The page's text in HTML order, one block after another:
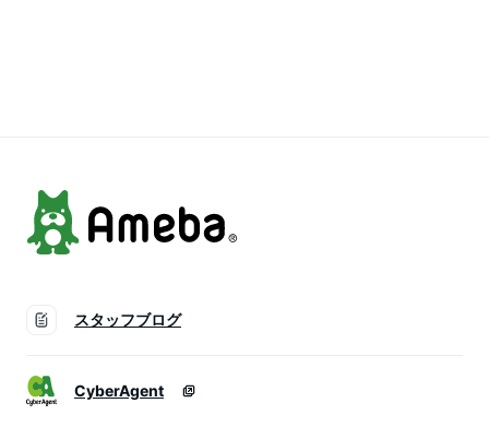
スタッフブログ
CyberAgent